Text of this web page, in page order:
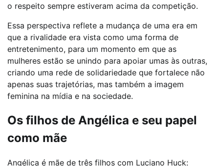
o respeito sempre estiveram acima da competição.
Essa perspectiva reflete a mudança de uma era em
que a rivalidade era vista como uma forma de
entretenimento, para um momento em que as
mulheres estão se unindo para apoiar umas às outras,
criando uma rede de solidariedade que fortalece não
apenas suas trajetórias, mas também a imagem
feminina na mídia e na sociedade.
Os filhos de Angélica e seu papel
como mãe
Angélica é mãe de três filhos com Luciano Huck: